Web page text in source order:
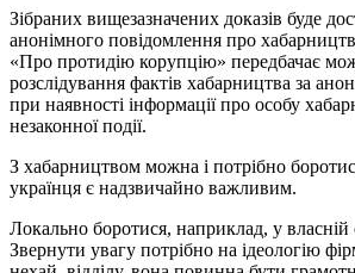
Зібраних вищезазначених доказів буде
анонімного повідомлення про
«Про протидію корупцію» передбачає
розслідування фактів хабарництва за
при наявності інформації про особу
незаконної події.
З хабарництвом можна і потрібно
українця є надзвичайно важливим.
Локально боротися, наприклад, у власній
Звернути увагу потрібно на ідеологію